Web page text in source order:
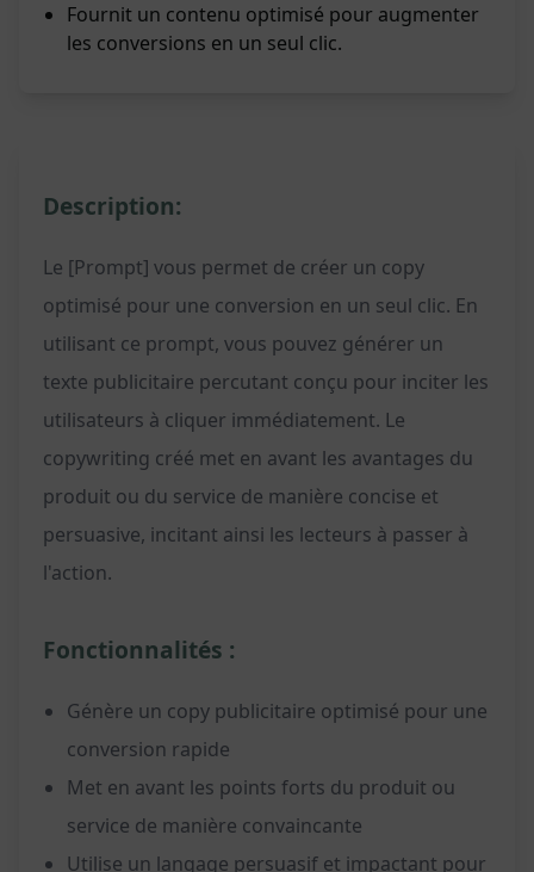
Fournit un contenu optimisé pour augmenter
les conversions en un seul clic.
Description:
Le [Prompt] vous permet de créer un copy
optimisé pour une conversion en un seul clic. En
utilisant ce prompt, vous pouvez générer un
texte publicitaire percutant conçu pour inciter les
utilisateurs à cliquer immédiatement. Le
copywriting créé met en avant les avantages du
produit ou du service de manière concise et
persuasive, incitant ainsi les lecteurs à passer à
l'action.
Fonctionnalités :
Génère un copy publicitaire optimisé pour une
conversion rapide
Met en avant les points forts du produit ou
service de manière convaincante
Utilise un langage persuasif et impactant pour